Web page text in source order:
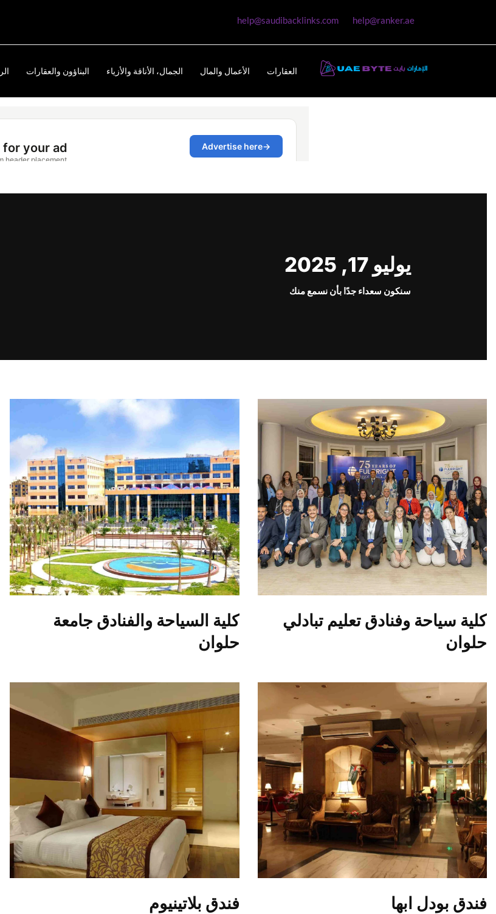
help@ranker.ae
help@saudibacklinks.com
العقارات الأعمال والمال الجمال، الأناقة والأزياء البناؤون والعقارات
يوليو 17, 2025
سنكون سعداء جدًا بأن نسمع منك
كلية سياحة وفنادق تعليم تبادلي
حلوان
كلية السياحة والفنادق جامعة
حلوان
فندق بودل ابها فندق بلاتينيوم